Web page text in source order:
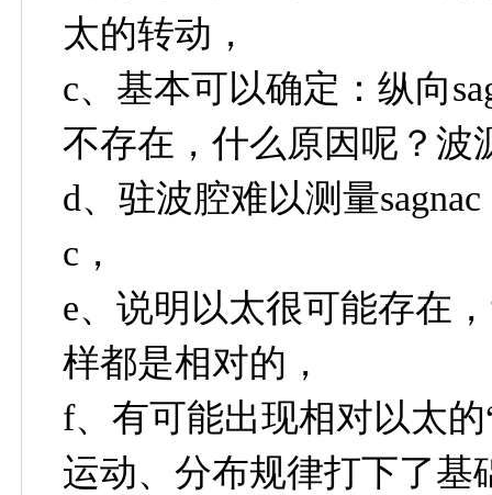
太的转动，
c、基本可以确定：纵向
不存在，什么原因呢？波
d、驻波腔难以测量
c，
e、说明以太很可能存在
样都是相对的，
f、有可能出现相对以太
运动、分布规律打下了基